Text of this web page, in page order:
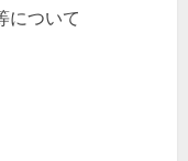
について